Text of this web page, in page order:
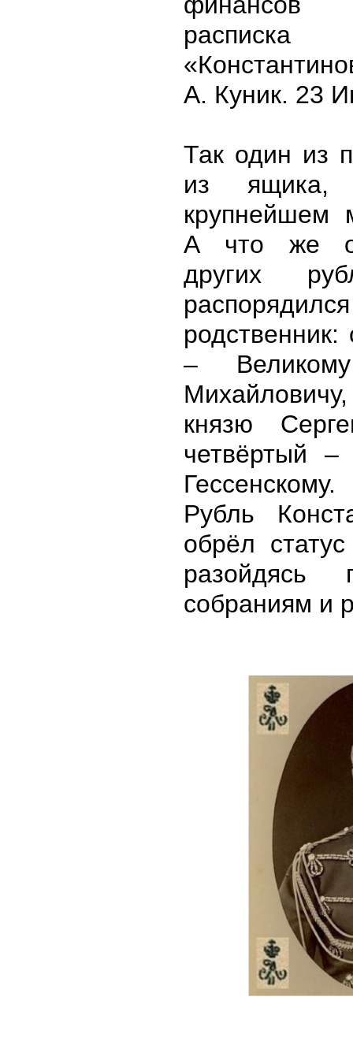
А. Куник. 23
Так один из
из
крупнейшем
А что же
других
–
князю
четвёртый –
Гессенскому.
Рубль
обрёл
разойдясь
собраниям и